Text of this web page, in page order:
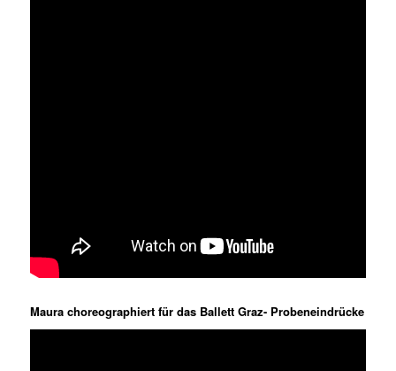
Maura choreographiert für das Ballett Graz- Probeneindrücke